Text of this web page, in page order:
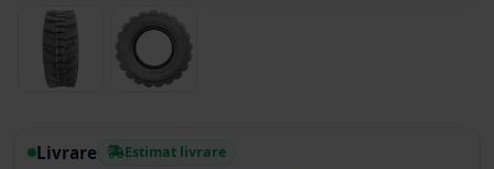
Livrare Estimat livrare